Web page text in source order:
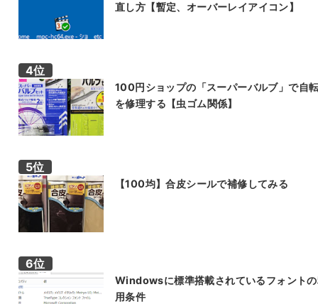
直し方【暫定、オーバーレイアイコン】
100円ショップの「スーパーバルブ」で自
を修理する【虫ゴム関係】
【100均】合皮シールで補修してみる
Windowsに標準搭載されているフォント
用条件